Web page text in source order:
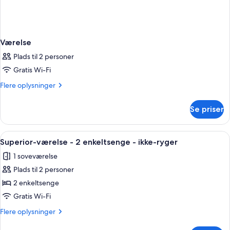
Værelse
Plads til 2 personer
Gratis Wi-Fi
Flere oplysninger
Flere
Se priser
Indlæs
alle
billeder
af
Superior-
værelse
-
Et hotelværelse med en stor seng, to
11
Superior-værelse - 2 enkeltsenge - ikke-ryger
1 soveværelse
Plads til 2 personer
2 enkeltsenge
Gratis Wi-Fi
Flere oplysninger
Flere